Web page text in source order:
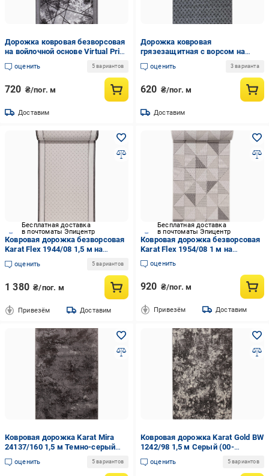
Дорожка ковровая безворсовая
на войлочной основе Virtual Print
Дерби-P4 1,5 м Серый (00-
00023951)
оценить 5 вариантов
720 ₴/пог. м
Доставим
Дорожка ковровая
грязезащитная с ворсом на
резиновой основе Real Vectra
902 1 м Серый (00-00023956)
оценить 3 варианта
620 ₴/пог. м
Доставим
Бесплатная доставка
в почтоматы Эпицентр
Ковровая дорожка безворсовая
Karat Flex 1944/08 1,5 м на
резиновой основе Серый (00-
00008214)
оценить 5 вариантов
1 380 ₴/пог. м
Привезём Доставим
Бесплатная доставка
в почтоматы Эпицентр
Ковровая дорожка безворсовая
Karat Flex 1954/08 1 м на
резиновой основе Серый (00-
00008211)
оценить
920 ₴/пог. м
Привезём Доставим
Ковровая дорожка Karat Mira
24137/160 1,5 м Темно-серый
(00-00013064)
оценить 5 вариантов
Ковровая дорожка Karat Gold BW
1242/98 1,5 м Серый (00-
00013054)
оценить 5 вариантов